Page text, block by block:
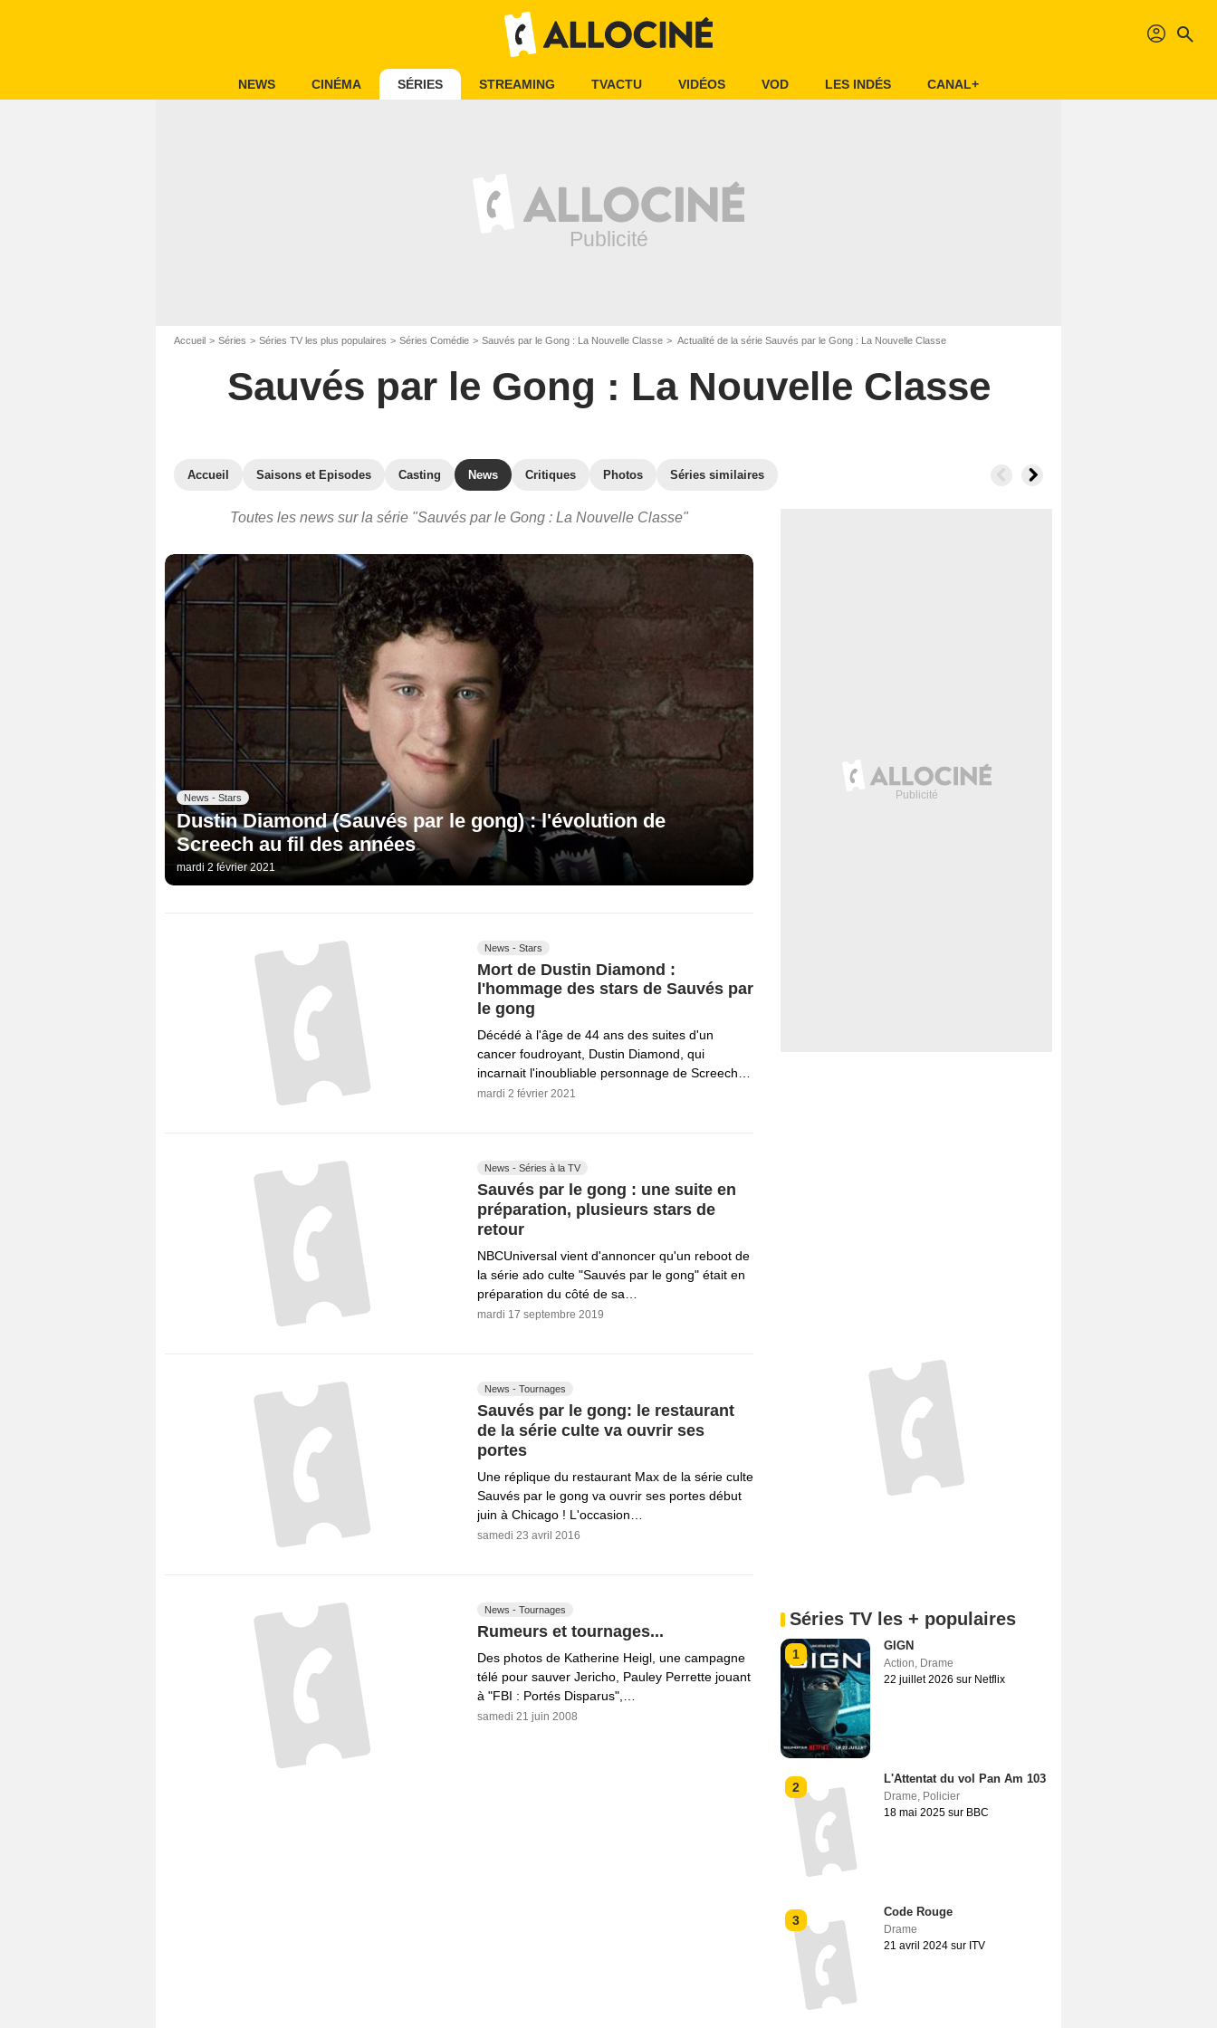
profil search
NEWS CINÉMA SÉRIES STREAMING TVACTU VIDÉOS VOD LES INDÉS CANAL+
Accueil Séries Séries TV les plus populaires Séries Comédie Sauvés par le Gong : La Nouvelle Classe Actualité de la série Sauvés par le Gong : La Nouvelle Classe
Sauvés par le Gong : La Nouvelle Classe
Accueil Saisons et Episodes Casting News Critiques Photos Séries similaires
Toutes les news sur la série "Sauvés par le Gong : La Nouvelle Classe"
News - Stars
Dustin Diamond (Sauvés par le gong) : l'évolution de
Screech au fil des années
mardi 2 février 2021
News - Stars
Mort de Dustin Diamond :
l'hommage des stars de Sauvés par
le gong
Décédé à l'âge de 44 ans des suites d'un
cancer foudroyant, Dustin Diamond, qui
incarnait l'inoubliable personnage de Screech…
mardi 2 février 2021
News - Séries à la TV
Sauvés par le gong : une suite en
préparation, plusieurs stars de
retour
NBCUniversal vient d'annoncer qu'un reboot de
la série ado culte "Sauvés par le gong" était en
préparation du côté de sa…
mardi 17 septembre 2019
News - Tournages
Sauvés par le gong: le restaurant
de la série culte va ouvrir ses
portes
Une réplique du restaurant Max de la série culte
Sauvés par le gong va ouvrir ses portes début
juin à Chicago ! L'occasion…
samedi 23 avril 2016
News - Tournages
Rumeurs et tournages...
Des photos de Katherine Heigl, une campagne
télé pour sauver Jericho, Pauley Perrette jouant
à "FBI : Portés Disparus",…
samedi 21 juin 2008
Séries TV les + populaires
1
GIGN
Action, Drame
22 juillet 2026 sur Netflix
2
L'Attentat du vol Pan Am 103
Drame, Policier
18 mai 2025 sur BBC
3
Code Rouge
Drame
21 avril 2024 sur ITV